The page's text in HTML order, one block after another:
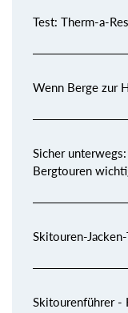
Test: Therm-a-
Wenn Berge zur
Sicher
Bergtouren
Skitouren-Jacken-
Skitourenführer -